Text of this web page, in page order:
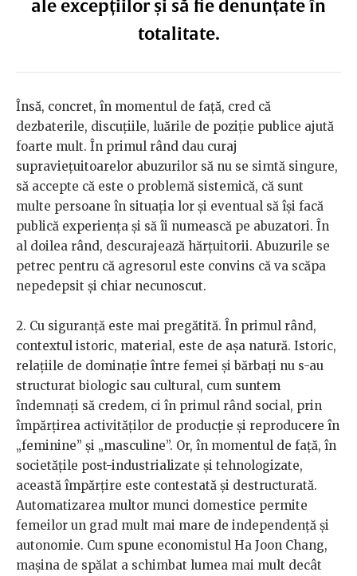
ale excepțiilor și să fie denunțate în
totalitate.
Însă, concret, în momentul de față, cred că
dezbaterile, discuțiile, luările de poziție publice ajută
foarte mult. În primul rând dau curaj
supraviețuitoarelor abuzurilor să nu se simtă singure,
să accepte că este o problemă sistemică, că sunt
multe persoane în situația lor și eventual să își facă
publică experiența și să îi numească pe abuzatori. În
al doilea rând, descurajează hărțuitorii. Abuzurile se
petrec pentru că agresorul este convins că va scăpa
nepedepsit și chiar necunoscut.
2. Cu siguranță este mai pregătită. În primul rând,
contextul istoric, material, este de așa natură. Istoric,
relațiile de dominație între femei și bărbați nu s-au
structurat biologic sau cultural, cum suntem
îndemnați să credem, ci în primul rând social, prin
împărțirea activităților de producție și reproducere în
„feminine” și „masculine”. Or, în momentul de față, în
societățile post-industrializate și tehnologizate,
această împărțire este contestată și destructurată.
Automatizarea multor munci domestice permite
femeilor un grad mult mai mare de independență și
autonomie. Cum spune economistul Ha Joon Chang,
mașina de spălat a schimbat lumea mai mult decât